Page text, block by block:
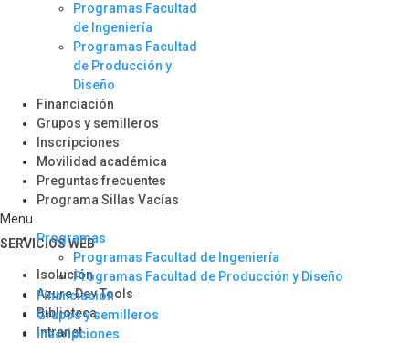
Programas Facultad
de Ingeniería
Programas Facultad
de Producción y
Diseño
Financiación
Grupos y semilleros
Inscripciones
Movilidad académica
Preguntas frecuentes
Programa Sillas Vacías
Menu
Programas
Programas Facultad de Ingeniería
Programas Facultad de Producción y Diseño
Financiación
Grupos y semilleros
Inscripciones
SERVICIOS WEB
Isolución
Azure Dev Tools
Biblioteca
Intranet